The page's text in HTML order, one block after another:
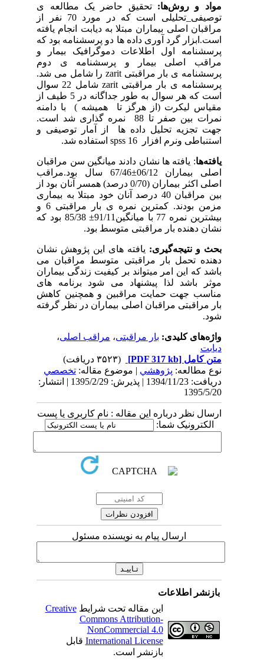
مواد و روش‌ها:تحقیق حاضر یک مطالعه ی
توصیفی_تحلیلی است که در مورد 70 نفر از
مراقبان اصلی بیماران مبتلا به دیابت انجام یافته
است.ابزار گرد آوری داده ها دو پرسشنامه بود که
پرسشنامه اول اطلاعات دموگرافیک بیمار و
مراقب اصلی بیمار و پرسشنامه ی دوم
پرسشنامه ی بار مراقبتی zaritرا شامل می شد.
پرسشنامه ی بار مراقبتی zarit
شامل 22 سوال
است که هر سوال به طور جداگانه در 5 طیف از
مقیاس لیکرت (از هرگز تا همیشه ) با دامنه
نمرات بین صفر تا 88 نمره گذاری شد است.
جهت تجزیه تحلیل داده ها از آمار توصیفی و
استنباطی ونرم افزارspss 16استفاده شد.
یافته‌ها: یافته ها نشان دادند میانگین سن مراقبان
اصلی بیماران 06/12±67/46 سال بود.مراقب
اصلی اکثر بیماران (0/70 درصد) همسر آنان بود از
بین مراقبان 40 درصد آنان خود مبتلا به بیماری
مزمن بودند. کمترین نمره ی بار مراقبتی 6 و
بیشترین نمره 77 با میانگین91/11± 85/38 بود که
نشان دهنده بار مراقبتی متوسط بود.
بحث و نتیجه‌گیری:یافته های این پژوهش نشان
دهنده تحمل بار مراقبتی متوسط مراقبان می
باشد که این امر میتواند بر کیفیت زندگی بیماران
موثر باشد لذا پیشنهاد می شود برنامه های
مناسب جهت حمایت مراقبین و همچنین کاهش
بار مراقبتی مراقبان اصلی بیماران در نظر گرفته
شود.
واژه‌های کلیدی:بار مراقبتی،مراقب اصلی،
دیابت
متن کامل[PDF 317 kb]
نوع مطالعه:پژوهشي| موضوع مقاله:تخصصي
دریافت: 1394/11/23 | پذیرش: 1395/2/29 | انتشار:
1395/5/20
ارسال نظر درباره این مقاله : نام کاربری یا پست
الکترونیک شما:
ارسال پیام به نویسنده مسئول
بازنشر اطلاعات
این مقاله تحت شرایطCreative
Commons Attribution-
NonCommercial 4.0
International Licenseقابل
بازنشر است.